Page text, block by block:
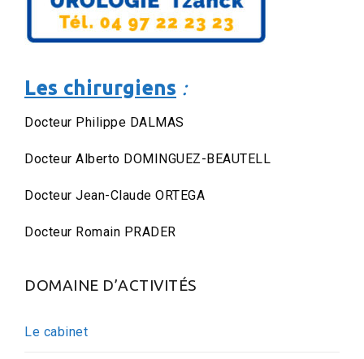
Les chirurgiens :
Docteur Philippe DALMAS
Docteur Alberto DOMINGUEZ-BEAUTELL
Docteur Jean-Claude ORTEGA
Docteur Romain PRADER
DOMAINE D’ACTIVITÉS
Le cabinet